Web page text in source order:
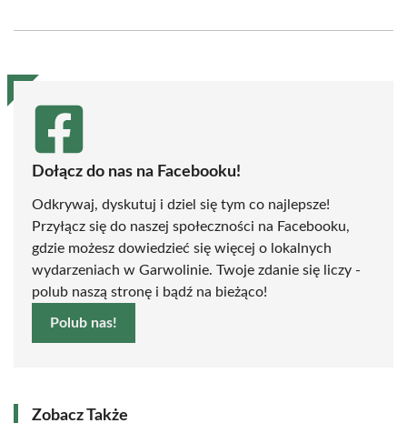
(Twitter)
Dołącz do nas na Facebooku!
Odkrywaj, dyskutuj i dziel się tym co najlepsze!
Przyłącz się do naszej społeczności na Facebooku,
gdzie możesz dowiedzieć się więcej o lokalnych
wydarzeniach w Garwolinie. Twoje zdanie się liczy -
polub naszą stronę i bądź na bieżąco!
Polub nas!
Zobacz Także